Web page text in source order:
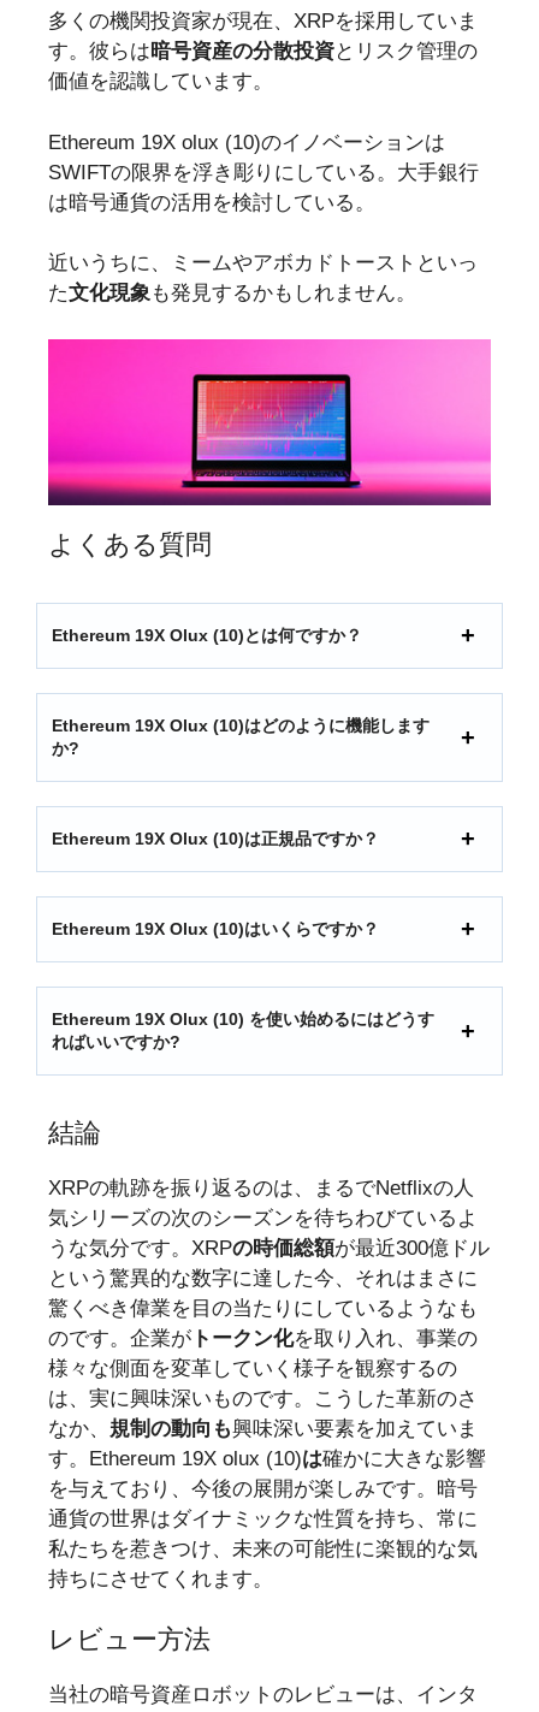
多くの機関投資家が現在、XRPを採用していま
す。彼らは暗号資産の分散投資とリスク管理の
価値を認識しています。
Ethereum 19X olux (10)のイノベーションは
SWIFTの限界を浮き彫りにしている。大手銀行
は暗号通貨の活用を検討している。
近いうちに、ミームやアボカドトーストといっ
た文化現象も発見するかもしれません。
よくある質問
Ethereum 19X Olux (10)とは何ですか？
Ethereum 19X Olux (10)はどのように機能します
か?
Ethereum 19X Olux (10)は正規品ですか？
Ethereum 19X Olux (10)はいくらですか？
Ethereum 19X Olux (10) を使い始めるにはどうす
ればいいですか?
結論
XRPの軌跡を振り返るのは、まるでNetflixの人
気シリーズの次のシーズンを待ちわびているよ
うな気分です。XRPの時価総額が最近300億ドル
という驚異的な数字に達した今、それはまさに
驚くべき偉業を目の当たりにしているようなも
のです。企業が トークン化を取り入れ、事業の
様々な側面を変革していく様子を観察するの
は、実に興味深いものです。こうした革新のさ
なか、 規制の動向も興味深い要素を加えていま
す。Ethereum 19X olux (10)は確かに大きな影響
を与えており、今後の展開が楽しみです。暗号
通貨の世界はダイナミックな性質を持ち、常に
私たちを惹きつけ、未来の可能性に楽観的な気
持ちにさせてくれます。
レビュー方法
当社の暗号資産ロボットのレビューは、インタ